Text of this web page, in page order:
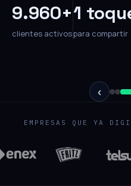
9.960+
clientes activos
1
para compartir
‹
EMPRESAS QUE YA